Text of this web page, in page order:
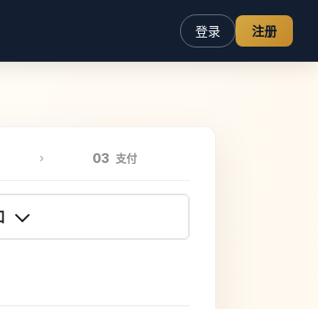
登录 注册
03 支付